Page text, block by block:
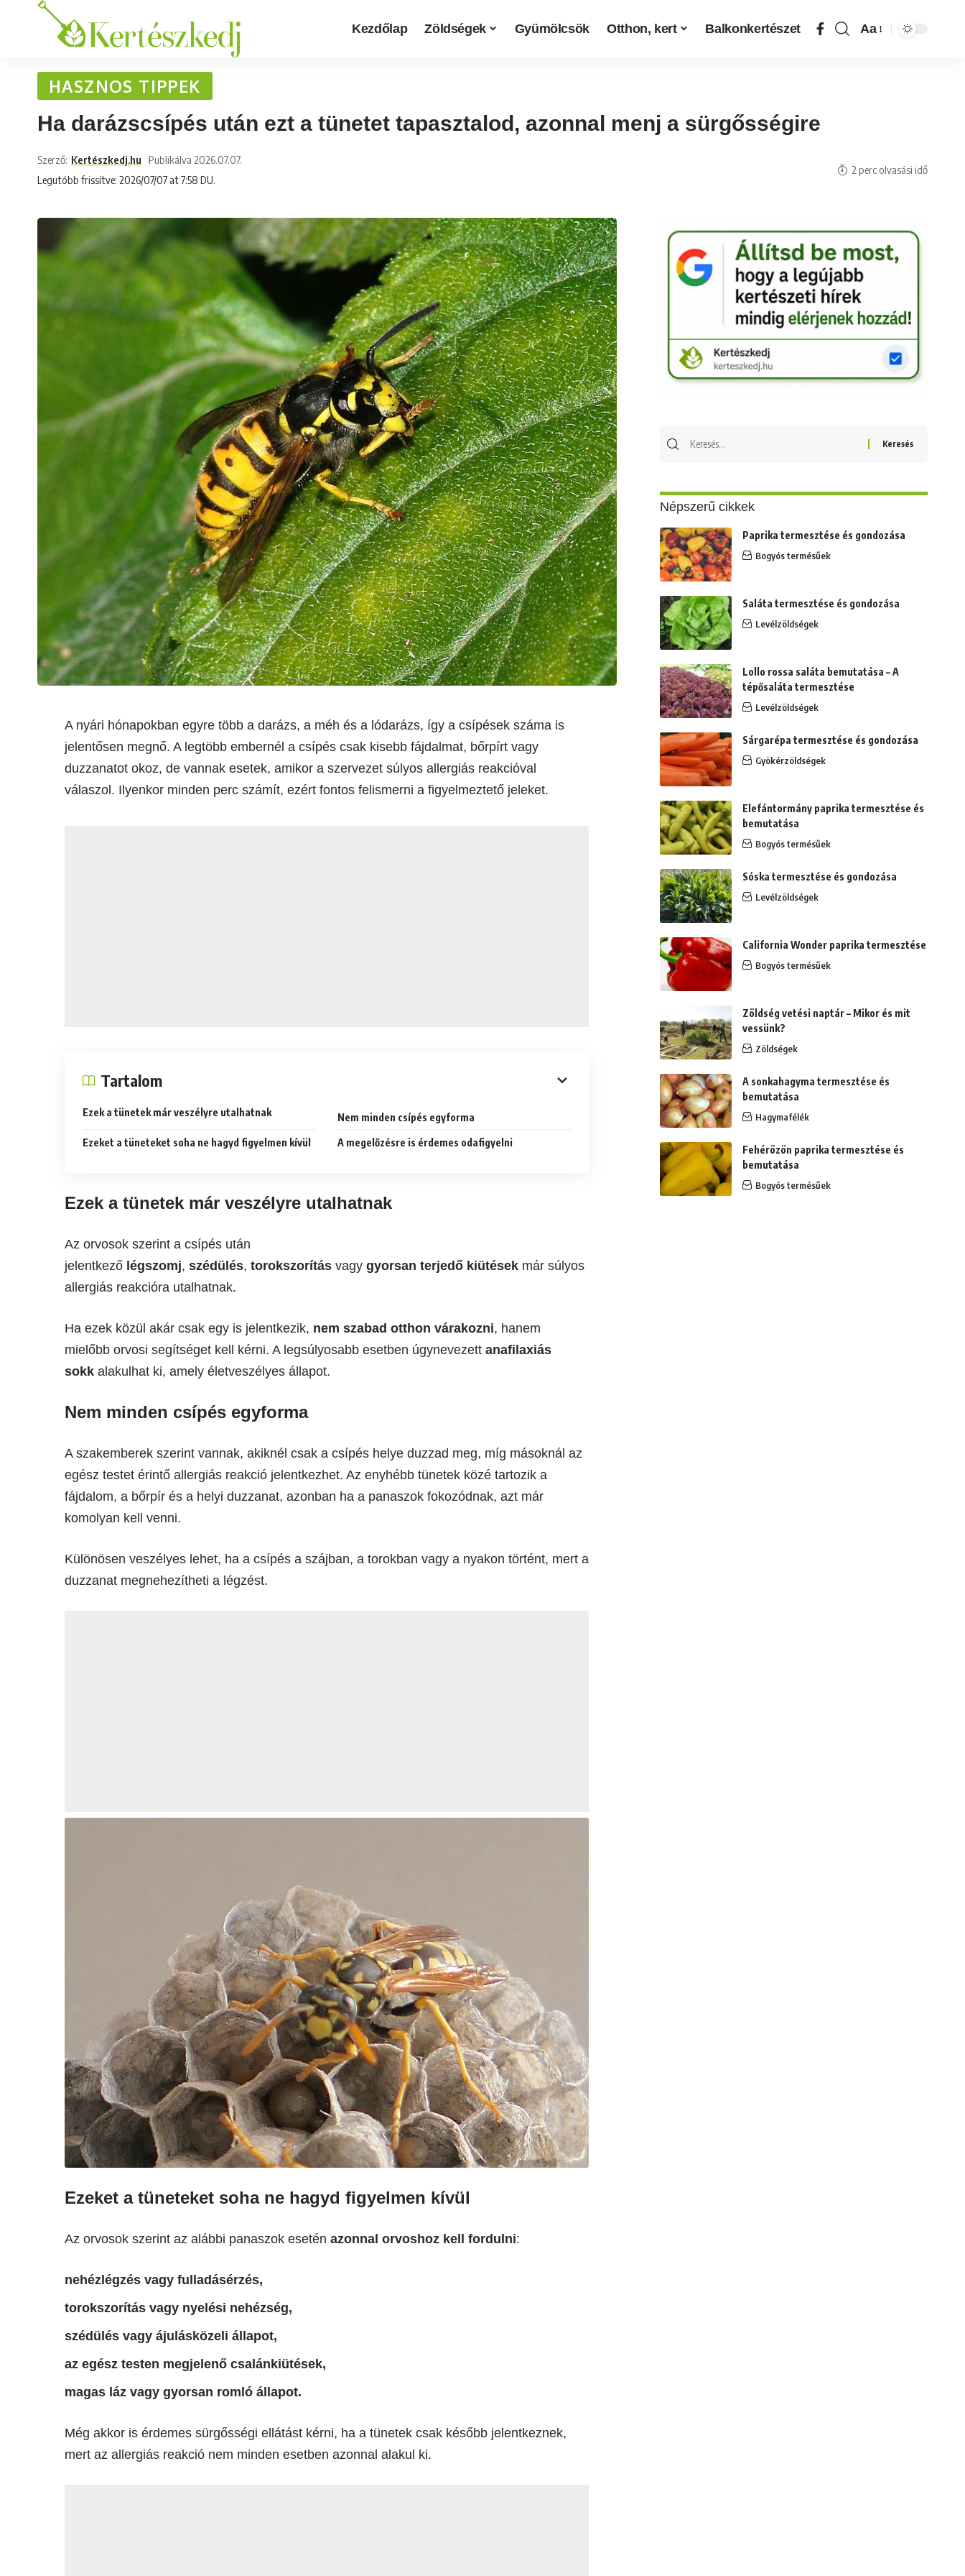
Kezdőlap Zöldségek Gyümölcsök Otthon, kert Balkonkertészet Aa
HASZNOS TIPPEK
Ha darázscsípés után ezt a tünetet tapasztalod, azonnal menj a sürgősségire
Legutóbb frissítve: 2026/07/07 at 7:58 DU.
Szerző: Kertészkedj.hu Publikálva 2026.07.07.
2 perc olvasási idő
A nyári hónapokban egyre több a darázs, a méh és a lódarázs, így a csípések száma is
jelentősen megnő. A legtöbb embernél a csípés csak kisebb fájdalmat, bőrpírt vagy
duzzanatot okoz, de vannak esetek, amikor a szervezet súlyos allergiás reakcióval
válaszol. Ilyenkor minden perc számít, ezért fontos felismerni a figyelmeztető jeleket.
Tartalom
Ezek a tünetek már veszélyre utalhatnak Nem minden csípés egyforma
Ezeket a tüneteket soha ne hagyd figyelmen kívül A megelőzésre is érdemes odafigyelni
Ezek a tünetek már veszélyre utalhatnak
Az orvosok szerint a csípés után
jelentkező légszomj,szédülés,torokszorítás vagygyorsan terjedő kiütések már súlyos
allergiás reakcióra utalhatnak.
Ha ezek közül akár csak egy is jelentkezik, nem szabad otthon várakozni, hanem
mielőbb orvosi segítséget kell kérni. A legsúlyosabb esetben úgynevezettanafilaxiás
sokk alakulhat ki, amely életveszélyes állapot.
Nem minden csípés egyforma
A szakemberek szerint vannak, akiknél csak a csípés helye duzzad meg, míg másoknál az
egész testet érintő allergiás reakció jelentkezhet. Az enyhébb tünetek közé tartozik a
fájdalom, a bőrpír és a helyi duzzanat, azonban ha a panaszok fokozódnak, azt már
komolyan kell venni.
Különösen veszélyes lehet, ha a csípés a szájban, a torokban vagy a nyakon történt, mert a
duzzanat megnehezítheti a légzést.
Ezeket a tüneteket soha ne hagyd figyelmen kívül
Az orvosok szerint az alábbi panaszok eseténazonnal orvoshoz kell fordulni:
nehézlégzés vagy fulladásérzés,
torokszorítás vagy nyelési nehézség,
szédülés vagy ájulásközeli állapot,
az egész testen megjelenő csalánkiütések,
magas láz vagy gyorsan romló állapot.
Még akkor is érdemes sürgősségi ellátást kérni, ha a tünetek csak később jelentkeznek,
mert az allergiás reakció nem minden esetben azonnal alakul ki.
Népszerű cikkek
Paprika termesztése és gondozása
Bogyós termésűek
Saláta termesztése és gondozása
Levélzöldségek
Lollo rossa saláta bemutatása – A
tépősaláta termesztése
Levélzöldségek
Sárgarépa termesztése és gondozása
Gyökérzöldségek
Elefántormány paprika termesztése és
bemutatása
Bogyós termésűek
Sóska termesztése és gondozása
Levélzöldségek
California Wonder paprika termesztése
Bogyós termésűek
Zöldség vetési naptár – Mikor és mit
vessünk?
Zöldségek
A sonkahagyma termesztése és
bemutatása
Hagymafélék
Fehérözön paprika termesztése és
bemutatása
Bogyós termésűek